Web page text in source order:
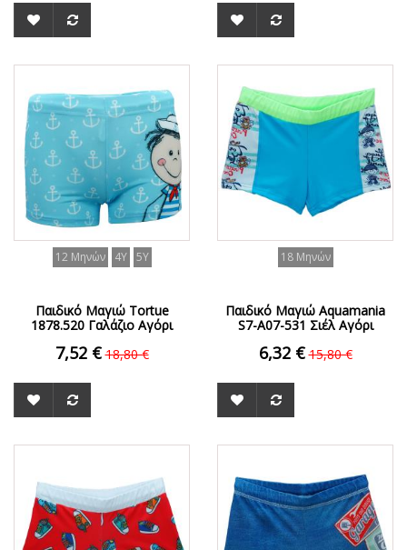
12 Μηνών 4Y 5Y
Παιδικό Μαγιώ Tortue
1878.520 Γαλάζιο Αγόρι
7,52 € 18,80 €
18 Μηνών
Παιδικό Μαγιώ Aquamania
S7-A07-531 Σιέλ Αγόρι
6,32 € 15,80 €